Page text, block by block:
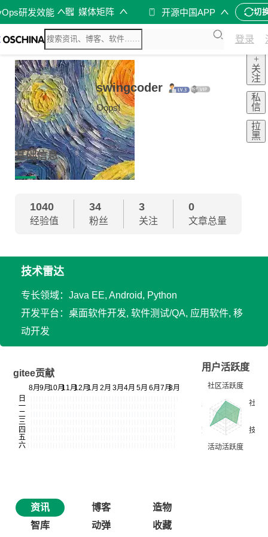
研发效能 媒体矩阵 开源中国APP 切
登录
swingcoder
Oops!
+
关
注
私
信
拉
黑
基础信息
1040
经验值
34
粉丝
3
关注
0
文章总量
技术雷达
专长领域：Java EE, Android, Python
开发平台：桌面软件开发, 软件测试/QA, 应用软件, 移
动开发
gitee贡献
用户活跃度
资讯 博客
造物
智库
动弹 收藏